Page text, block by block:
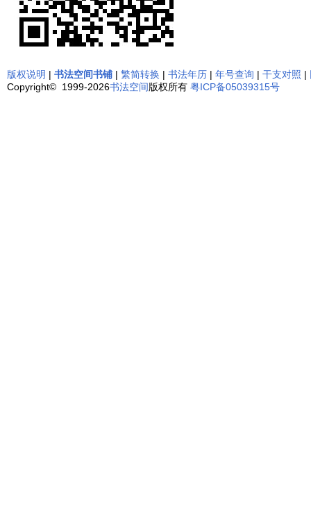
版权说明 | 书法空间书铺 | 繁简转换 | 书法年历 | 年号查询 | 干支对照 |
Copyright© 1999-2026书法空间版权所有 粤ICP备05039315号